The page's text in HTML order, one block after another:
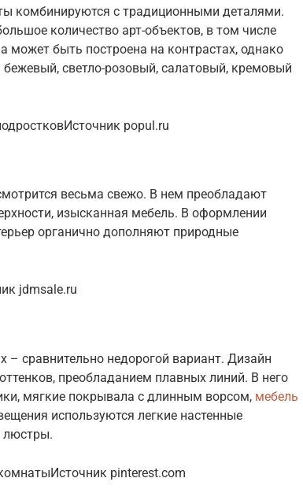
комбинируются с традиционными деталями.
количество арт-объектов, в том числе
может быть построена на контрастах, однако
светло-розовый, салатовый, кремовый
popul.ru
весьма свежо. В нем преобладают
изысканная мебель. В оформлении
органично дополняют природные
jdmsale.ru
сравнительно недорогой вариант. Дизайн
преобладанием плавных линий. В него
мягкие покрывала с длинным ворсом, мебель
используются легкие настенные
люстры.
pinterest.com